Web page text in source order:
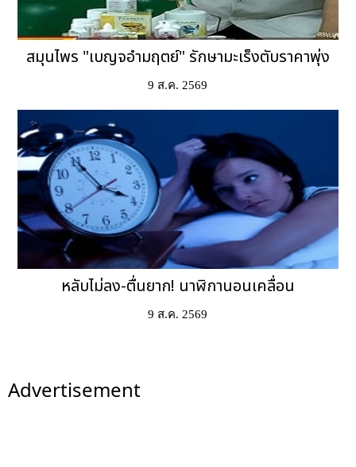
สมุนไพร "เบญจอำมฤตย์" รักษามะเร็งตับราคาพุ่ง
9 ส.ค. 2569
หลับไม่ลง-ตื่นยาก! นาฬิกานอนเคลื่อน
9 ส.ค. 2569
Advertisement